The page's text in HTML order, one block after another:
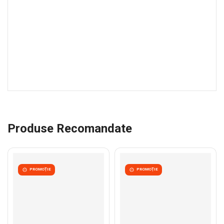
Produse Recomandate
PROMOȚIE PROMOȚIE